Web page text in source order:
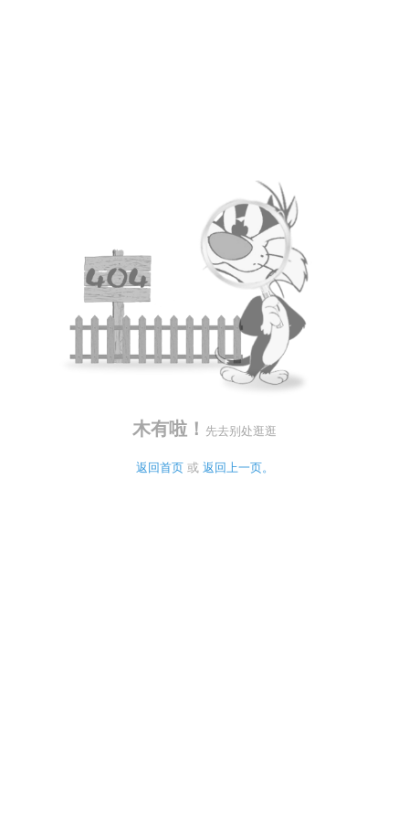
木有啦！ 先去别处逛逛
返回首页 或 返回上一页。